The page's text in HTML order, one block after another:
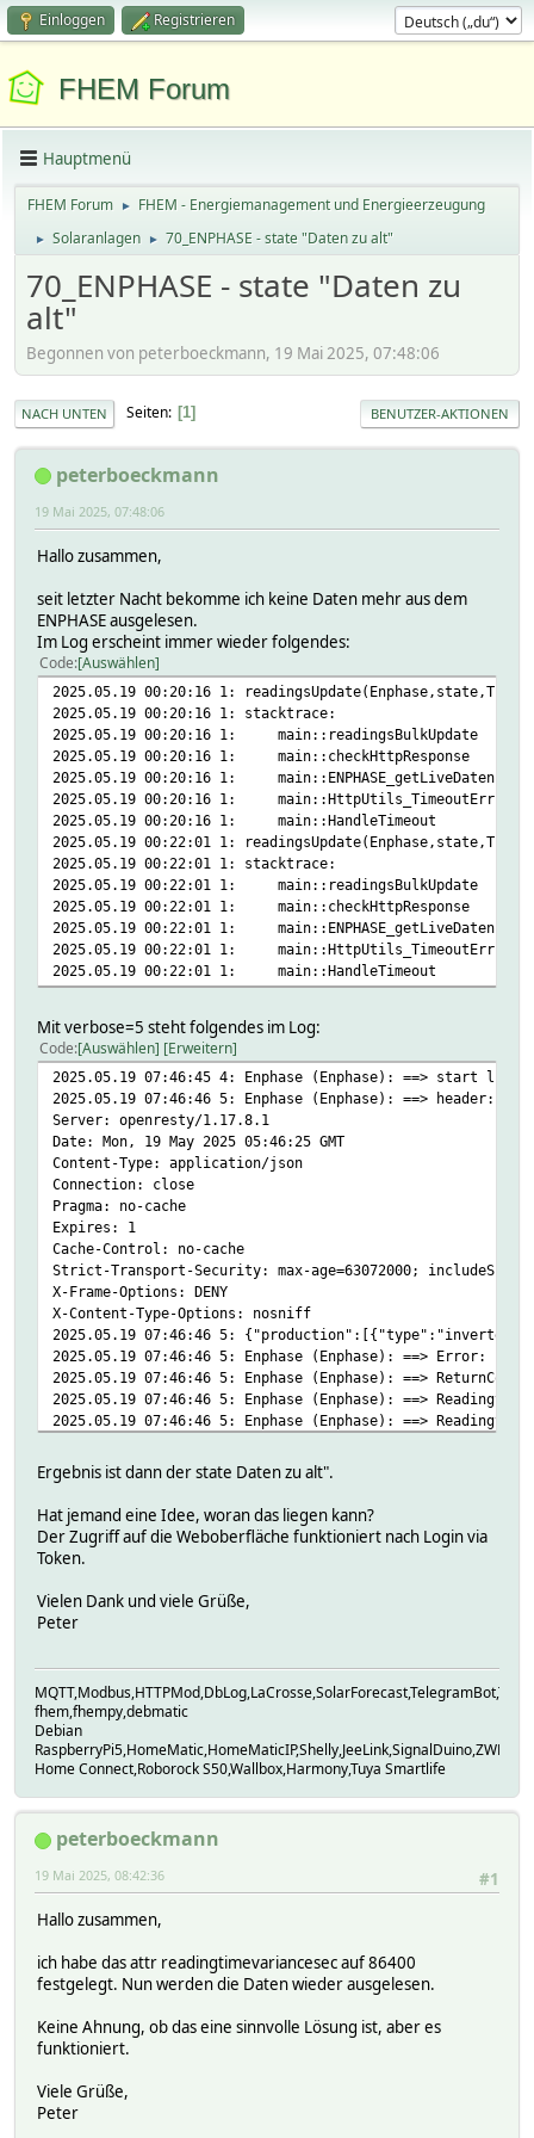
Einloggen Registrieren
FHEM Forum
Hauptmenü
FHEM Forum ► FHEM - Energiemanagement und Energieerzeugung
► Solaranlagen ► 70_ENPHASE - state "Daten zu alt"
70_ENPHASE - state "Daten zu
alt"
Begonnen von peterboeckmann, 19 Mai 2025, 07:48:06
NACH UNTEN Seiten 1 BENUTZER-AKTIONEN
peterboeckmann
19 Mai 2025, 07:48:06
Hallo zusammen,
seit letzter Nacht bekomme ich keine Daten mehr aus dem
ENPHASE ausgelesen.
Im Log erscheint immer wieder folgendes:
Code Auswählen
2025.05.19 00:20:16 1:
2025.05.19 00:20:16 1: stacktrace:
2025.05.19 00:20:16 1: main::readingsBulkUpdate
2025.05.19 00:20:16 1: main::checkHttpResponse
2025.05.19 00:20:16 1:
2025.05.19 00:20:16 1:
2025.05.19 00:20:16 1:
2025.05.19 00:22:01 1:
2025.05.19 00:22:01 1: stacktrace:
2025.05.19 00:22:01 1: main::readingsBulkUpdate
2025.05.19 00:22:01 1: main::checkHttpResponse
2025.05.19 00:22:01 1:
2025.05.19 00:22:01 1:
2025.05.19 00:22:01 1:
Mit verbose=5 steht folgendes im Log:
Code Auswählen Erweitern
2025.05.19 07:46:45 4: Enphase (Enphase): ==> start
2025.05.19 07:46:46 5: Enphase (Enphase): ==> header:
Server: openresty/1.17.8.1
Date: Mon, 19 May 2025 05:46:25 GMT
Content-Type: application/json
Connection: close
Pragma: no-cache
Expires: 1
Cache-Control: no-cache
Strict-Transport-Security: max-age=63072000;
X-Frame-Options: DENY
X-Content-Type-Options: nosniff
2025.05.19 07:46:46 5:
2025.05.19 07:46:46 5: Enphase (Enphase): ==> Error:
2025.05.19 07:46:46 5: Enphase (Enphase): ==> ReturnCode:
2025.05.19 07:46:46 5: Enphase (Enphase): ==> Readingtime:
2025.05.19 07:46:46 5: Enphase (Enphase): ==>
2025.05.19 07:46:46 5: Enphase (Enphase): ==>
2025.05.19 07:46:47 4: Enphase (Enphase): ==> start
2025.05.19 07:46:47 5: Enphase (Enphase): ==> header:
Server: openresty/1.17.8.1
Date: Mon, 19 May 2025 05:46:26 GMT
Connection: close
Strict-Transport-Security: max-age=63072000;
"connection": {
"mqtt_state": "connected",
"prov_state": "configured",
"auth_state": "ok",
"meters": {
"last_update": 1747633586,
"soc": 13,
"main_relay_state": 1,
"backup_bat_mode": 1,
"backup_soc": 0,
"is_split_phase": 0,
"phase_count": 3,
"enc_agg_soc": 13,
"acb_agg_soc": 0,
"acb_agg_energy": 0,
Ergebnis ist dann der state Daten zu alt".
Hat jemand eine Idee, woran das liegen kann?
Der Zugriff auf die Weboberfläche funktioniert nach Login via
Token.
Vielen Dank und viele Grüße,
Peter
fhem,fhempy,debmatic
Debian
Home Connect,Roborock S50,Wallbox,Harmony,Tuya Smartlife
peterboeckmann
#1
19 Mai 2025, 08:42:36
Hallo zusammen,
ich habe das attr readingtimevariancesec auf 86400
festgelegt. Nun werden die Daten wieder ausgelesen.
Keine Ahnung, ob das eine sinnvolle Lösung ist, aber es
funktioniert.
Viele Grüße,
Peter